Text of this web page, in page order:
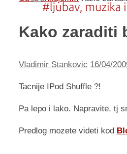
Kako zaraditi
Vladimir Stankovic 16/04/
Tacnije IPod Shuffle ?!
Pa lepo i lako. Napravite, tj
Predlog mozete videti kod